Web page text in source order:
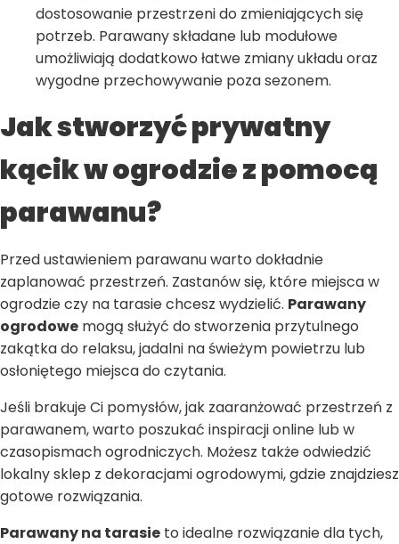
dostosowanie przestrzeni do zmieniających się
potrzeb. Parawany składane lub modułowe
umożliwiają dodatkowo łatwe zmiany układu oraz
wygodne przechowywanie poza sezonem.
Jak stworzyć prywatny
kącik w ogrodzie z pomocą
parawanu?
Przed ustawieniem parawanu warto dokładnie
zaplanować przestrzeń. Zastanów się, które miejsca w
ogrodzie czy na tarasie chcesz wydzielić. Parawany
ogrodowe mogą służyć do stworzenia przytulnego
zakątka do relaksu, jadalni na świeżym powietrzu lub
osłoniętego miejsca do czytania.
Jeśli brakuje Ci pomysłów, jak zaaranżować przestrzeń z
parawanem, warto poszukać inspiracji online lub w
czasopismach ogrodniczych. Możesz także odwiedzić
lokalny sklep z dekoracjami ogrodowymi, gdzie znajdziesz
gotowe rozwiązania.
Parawany na tarasie to idealne rozwiązanie dla tych,